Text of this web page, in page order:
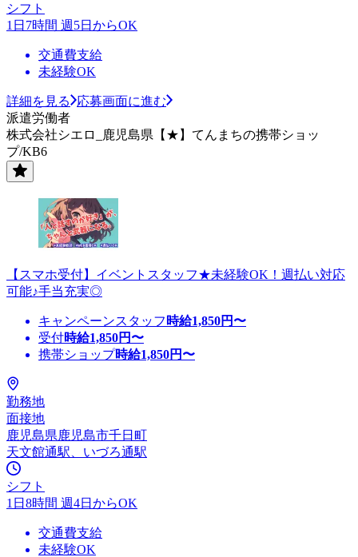
シフト
1日7時間 週5日からOK
交通費支給
未経験OK
詳細を見る
応募画面に進む
派遣労働者
株式会社シエロ_鹿児島県【★】てんまちの携帯ショッ
プ/KB6
【スマホ受付】イベントスタッフ★未経験OK！週払い対応
可能♪手当充実◎
キャンペーンスタッフ 時給1,850円〜
受付時給1,850円〜
携帯ショップ時給1,850円〜
勤務地
面接地
鹿児島県鹿児島市千日町
天文館通駅、いづろ通駅
シフト
1日8時間 週4日からOK
交通費支給
未経験OK